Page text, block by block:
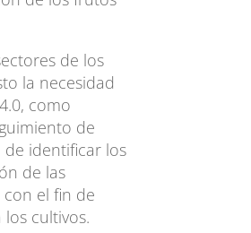
de los
la necesidad
como
de
de identificar los
de las
con el fin de
cultivos.